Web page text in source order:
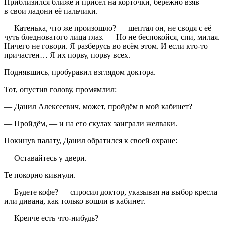
Приблизился ближе и присел на корточки, бережно взяв
в свои ладони её пальчики.
— Катенька, что же произошло? — шептал он, не сводя с её
чуть бледноватого лица глаз. — Но не беспокойся, спи, милая.
Ничего не говори. Я разберусь во всём этом. И если кто-то
причастен… Я их порву, порву всех.
Поднявшись, пробуравил взглядом доктора.
Тот, опустив голову, промямлил:
— Данил Алексеевич, может, пройдём в мой кабинет?
— Пройдём, — и на его скулах заиграли желваки.
Покинув палату, Данил обратился к своей охране:
— Оставайтесь у двери.
Те покорно кивнули.
— Будете кофе? — спросил доктор, указывая на выбор кресла
или дивана, как только вошли в кабинет.
— Крепче есть что-нибудь?